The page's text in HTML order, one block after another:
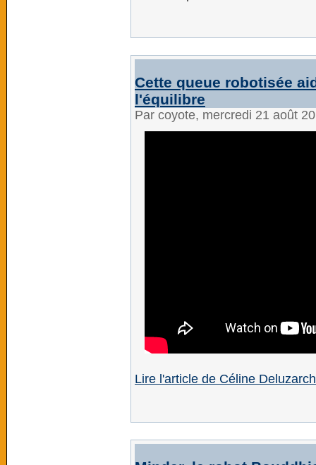
Cette queue robotisée
l'équilibre
Par coyote, mercredi 21 août
Lire l'article de Céline